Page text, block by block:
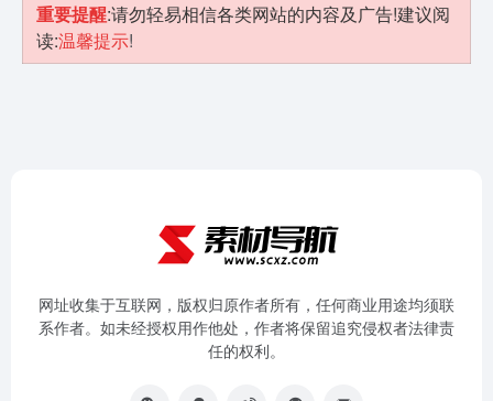
重要提醒:请勿轻易相信各类网站的内容及广告!建议阅
读:温馨提示!
网址收集于互联网，版权归原作者所有，任何商业用途均须联
系作者。如未经授权用作他处，作者将保留追究侵权者法律责
任的权利。